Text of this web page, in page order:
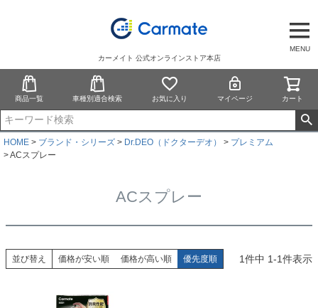
MENU
カーメイト 公式オンラインストア本店
商品一覧 車種別適合検索 お気に入り マイページ カート
HOME ブランド・シリーズ Dr.DEO（ドクターデオ）
プレミアム
ACスプレー
ACスプレー
並び替え 価格が安い順 価格が高い順 優先度順 1件中 1-1件表示